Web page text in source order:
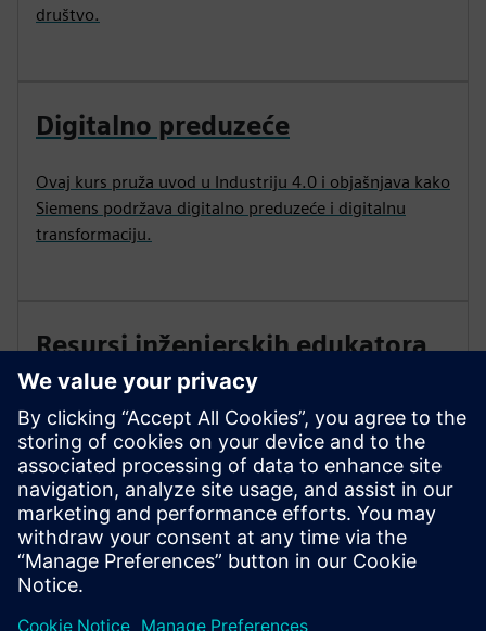
društvo.
Digitalno preduzeće
Ovaj kurs pruža uvod u Industriju 4.0 i objašnjava kako
Siemens podržava digitalno preduzeće i digitalnu
transformaciju.
Resursi inženjerskih edukatora
Istražite našu ponudu da slobodno koristite naš
softver za inženjerstvo studenata, zajedno sa
resursima za obuku i potpuno prilagodljivim
nastavnim planovima i programima dizajniranim za
potrebe vaše učionice.